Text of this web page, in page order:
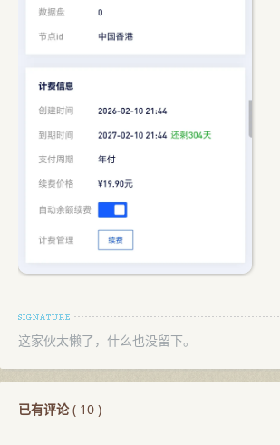
这家伙太懒了，什么也没留下。
已有评论( 10 )